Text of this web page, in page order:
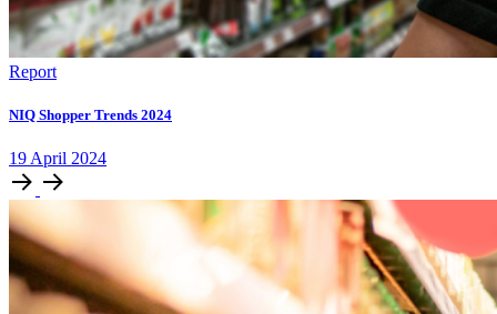
Report
NIQ Shopper Trends 2024
19 April 2024